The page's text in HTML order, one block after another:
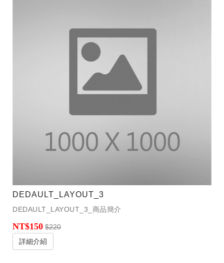
DEDAULT_LAYOUT_3
DEDAULT_LAYOUT_3_商品簡介
NT$150 $220
詳細介紹